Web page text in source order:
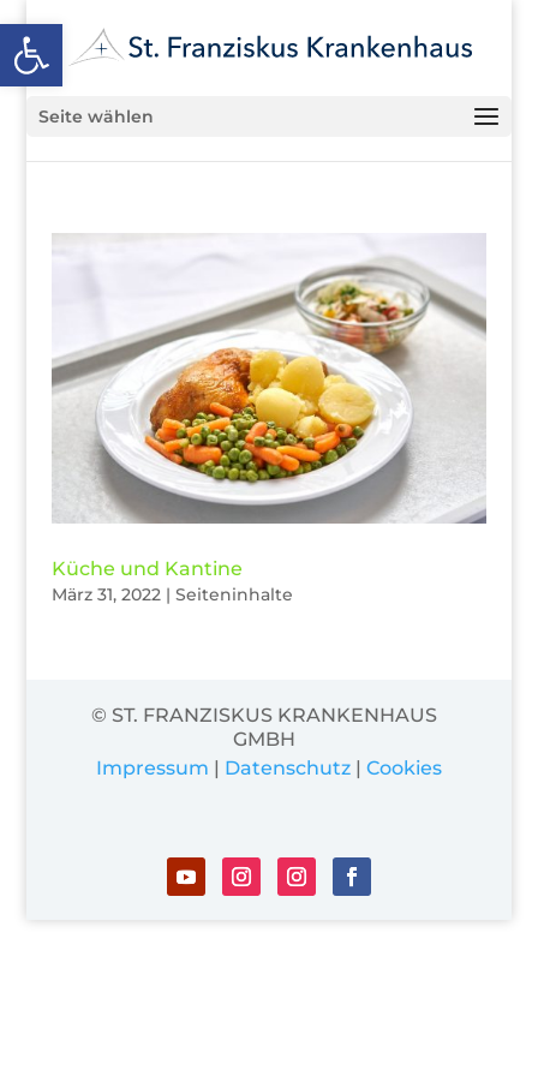
Seite wählen
Küche und Kantine
März 31, 2022| Seiteninhalte
© ST. FRANZISKUS KRANKENHAUS
GMBH
Impressum | Datenschutz | Cookies
Open toolbar